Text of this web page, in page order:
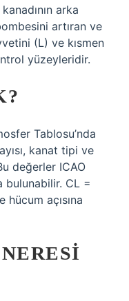
arka
artıran ve
(L) ve kısmen
yüzeyleridir.
Tablosu’nda
kanat tipi ve
değerler ICAO
bulunabilir. CL =
hücum açısına